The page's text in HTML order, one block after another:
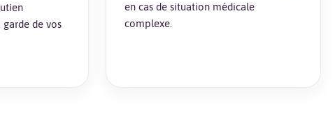
de vos
en cas de situation médicale
complexe.